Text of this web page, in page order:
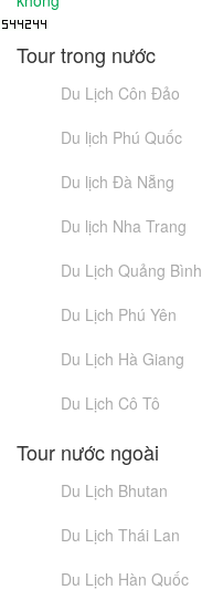
Tour trong nước
Du Lịch Côn Đảo
Du lịch Phú Quốc
Du lịch Đà Nẵng
Du lịch Nha Trang
Du Lịch Quảng Bình
Du Lịch Phú Yên
Du Lịch Hà Giang
Du Lịch Cô Tô
Tour nước ngoài
Du Lịch Bhutan
Du Lịch Thái Lan
Du Lịch Hàn Quốc